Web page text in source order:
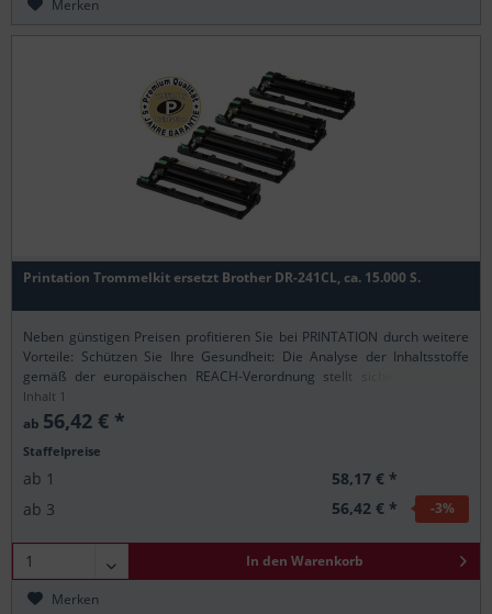
Merken
Printation Trommelkit ersetzt Brother DR-241CL, ca. 15.000 S.
Neben günstigen Preisen profitieren Sie bei PRINTATION durch weitere
Vorteile: Schützen Sie Ihre Gesundheit: Die Analyse der Inhaltsstoffe
gemäß der europäischen REACH-Verordnung stellt sicher, dass alle
Printation-Produkte nur...
Inhalt 1
ab 56,42 € *
Staffelpreise
ab 1
58,17 € *
ab 3 56,42 € * -3%
In den Warenkorb
Merken